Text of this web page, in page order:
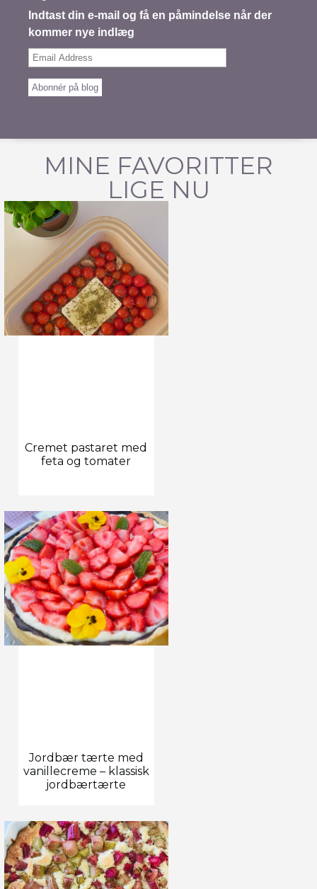
Indtast din e-mail og få en påmindelse når der
kommer nye indlæg
Email
Abonnér på blog
MINE FAVORITTER
LIGE NU
Cremet pastaret med
feta og tomater
Jordbær tærte med
vanillecreme – klassisk
jordbærtærte